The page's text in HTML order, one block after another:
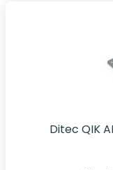
Ditec QIK